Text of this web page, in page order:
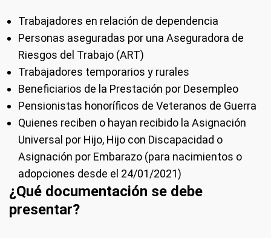
Trabajadores en relación de dependencia
Personas aseguradas por una Aseguradora de
Riesgos del Trabajo (ART)
Trabajadores temporarios y rurales
Beneficiarios de la Prestación por Desempleo
Pensionistas honoríficos de Veteranos de Guerra
Quienes reciben o hayan recibido la Asignación
Universal por Hijo, Hijo con Discapacidad o
Asignación por Embarazo (para nacimientos o
adopciones desde el 24/01/2021)
¿Qué documentación se debe
presentar?